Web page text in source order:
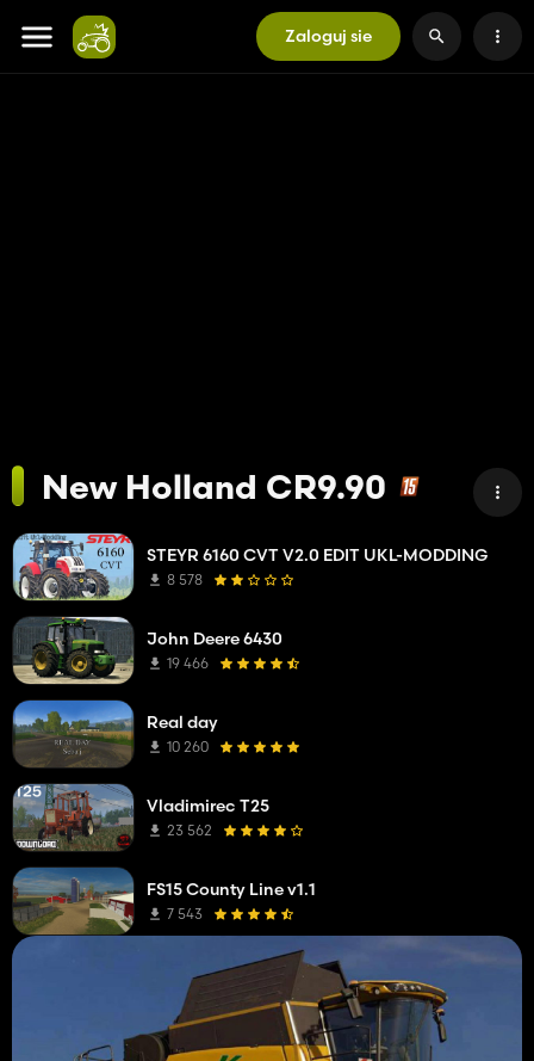
Zaloguj sie
New Holland CR9.90
STEYR 6160 CVT V2.0 EDIT UKL-MODDING
8 578
John Deere 6430
19 466
Real day
10 260
Vladimirec T25
23 562
FS15 County Line v1.1
7 543